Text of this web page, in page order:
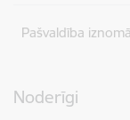
Pašvaldība iznomā
Noderīgi